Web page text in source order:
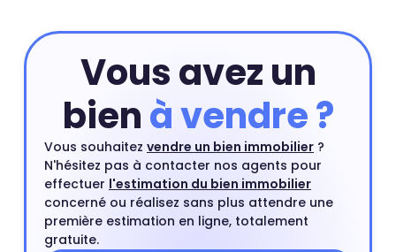
du quartier.
Vous avez un
bienà vendre ?
Vous souhaitez vendre un bien immobilier ?
N'hésitez pas à contacter nos agents pour
effectuer l'estimation du bien immobilier
concerné ou réalisez sans plus attendre une
première estimation en ligne, totalement
gratuite.